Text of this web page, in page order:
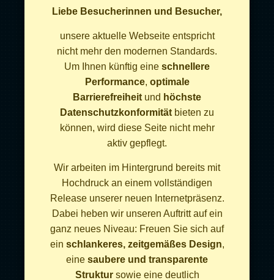
Liebe Besucherinnen und Besucher,
unsere aktuelle Webseite entspricht
nicht mehr den modernen Standards.
Um Ihnen künftig eine schnellere
Performance, optimale
Barrierefreiheit und höchste
Datenschutzkonformität bieten zu
können, wird diese Seite nicht mehr
aktiv gepflegt.
Wir arbeiten im Hintergrund bereits mit
Hochdruck an einem vollständigen
Release unserer neuen Internetpräsenz.
Dabei heben wir unseren Auftritt auf ein
ganz neues Niveau: Freuen Sie sich auf
ein schlankeres, zeitgemäßes Design,
eine saubere und transparente
Struktursowie eine deutlich
Spendenkonto
Bankname: Deutsche Skatbank
DE38830654080005435048
BIC: GENODEF1SLR
IBAN Kopieren
Steuernummer: 321/5794/0122
Verwendung:Spende
Social Media